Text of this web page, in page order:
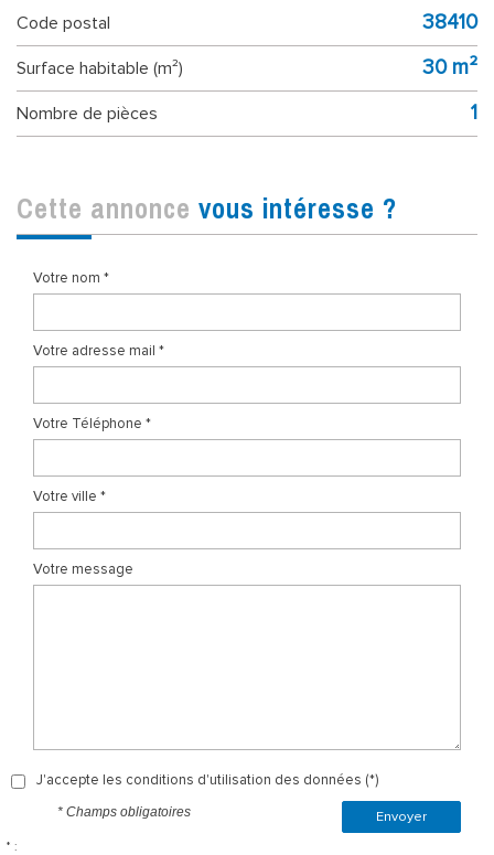
Code postal 38410
Surface habitable (m²) 30 m²
Nombre de pièces 1
cette annonce vous intéresse ?
Votre nom *
Votre adresse mail *
Votre Téléphone *
Votre ville *
Votre message
J'accepte les conditions d'utilisation des données (*)
Envoyer
* Champs obligatoires
* :